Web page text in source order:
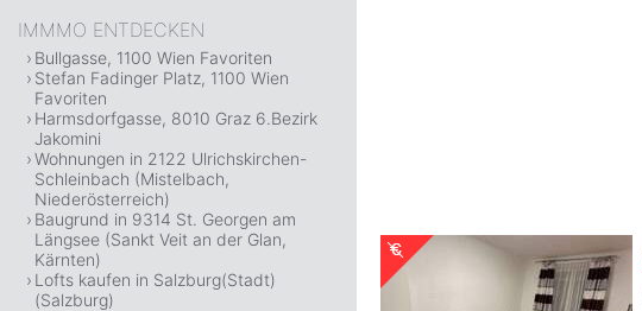
IMMMO ENTDECKEN
Bullgasse, 1100 Wien Favoriten
Stefan Fadinger Platz, 1100 Wien
Favoriten
Harmsdorfgasse, 8010 Graz 6.Bezirk
Jakomini
Wohnungen in 2122 Ulrichskirchen-
Schleinbach (Mistelbach,
Niederösterreich)
Baugrund in 9314 St. Georgen am
Längsee (Sankt Veit an der Glan,
Kärnten)
Lofts kaufen in Salzburg(Stadt)
(Salzburg)